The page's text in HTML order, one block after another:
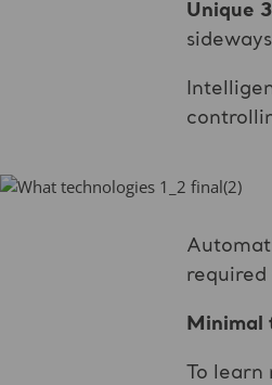
Unique
required
Minimal
To